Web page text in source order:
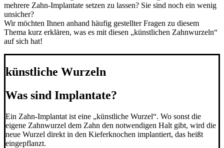
mehrere Zahn-Implantate setzen zu lassen? Sie sind noch ein wenig
unsicher?
Wir möchten Ihnen anhand häufig gestellter Fragen zu diesem
Thema kurz erklären, was es mit diesen „künstlichen Zahnwurzeln“
auf sich hat!
künstliche Wurzeln
Was sind Implantate?
Ein Zahn-Implantat ist eine „künstliche Wurzel“. Wo sonst die
eigene Zahnwurzel dem Zahn den notwendigen Halt gibt, wird die
neue Wurzel direkt in den Kieferknochen implantiert, das heißt
eingepflanzt.